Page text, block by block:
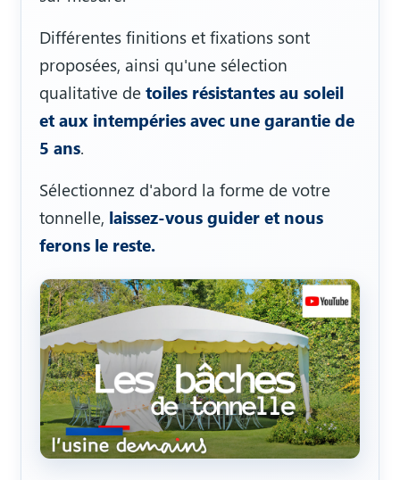
Différentes finitions et fixations sont
proposées, ainsi qu'une sélection
qualitative detoiles résistantes au soleil
et aux intempéries avec une garantie de
5 ans.
Sélectionnez d'abord la forme de votre
tonnelle, laissez-vous guider et nous
ferons le reste.